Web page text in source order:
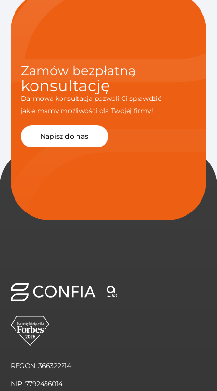
Zamów bezpłatną
konsultację
Darmowa konsultacja pozwoli Ci sprawdzić
jakie mamy możliwości dla Twojej firmy!
Napisz do nas
REGON: 366322214
NIP: 7792456014